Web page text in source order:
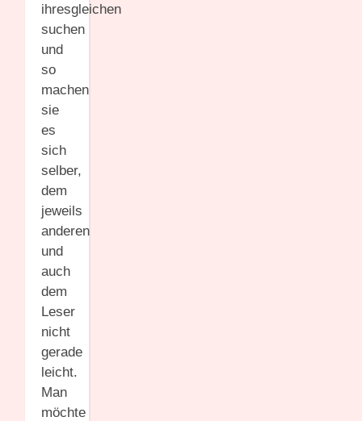
ihresgleichen
suchen
und
so
machen
sie
es
sich
selber,
dem
jeweils
anderen
und
auch
dem
Leser
nicht
gerade
leicht.
Man
möchte